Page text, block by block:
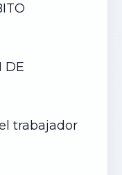
DE
trabajador